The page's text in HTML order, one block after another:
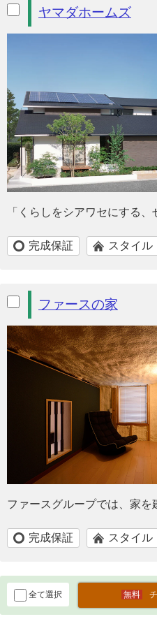
ヤマダホームズ
「くらしをシアワセにする、
完成保証 スタイル
ファースの家
ファースグループでは、家
完成保証 スタイル
全て選択